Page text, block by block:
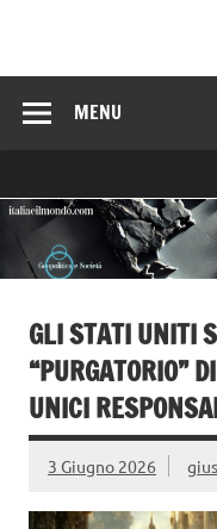
MENU
GLI STATI UNITI
“PURGATORIO”
UNICI
3 Giugno 2026